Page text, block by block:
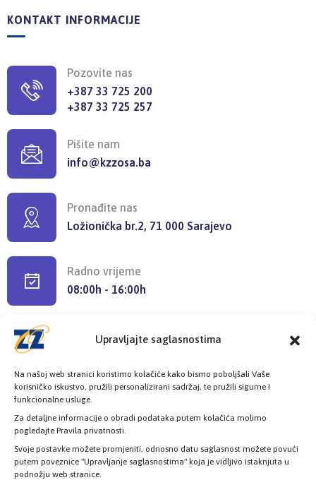
Upravljajte saglasnostima
Na našoj web stranici koristimo kolačiće kako bismo poboljšali Vaše
korisničko iskustvo, pružili personalizirani sadržaj, te pružili sigurne I
funkcionalne usluge.
Za detaljne informacije o obradi podataka putem kolačića molimo
pogledajte Pravila privatnosti.
Svoje postavke možete promjeniti, odnosno datu saglasnost možete povući
putem poveznice "Upravljanje saglasnostima" koja je vidljivo istaknjuta u
podnožju web stranice.
KONTAKT INFORMACIJE
Pozovite nas
+387 33 725 200
+387 33 725 257
Pišite nam
info@kzzosa.ba
Pronađite nas
Ložionička br.2, 71 000 Sarajevo
Radno vrijeme
08:00h - 16:00h
Provjerite status vaše elektronske
zdravstvene kartice
PROVJERITE STATUS